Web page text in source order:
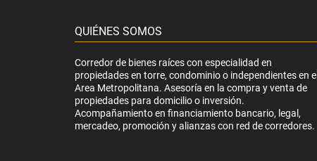
QUIÉNES SOMOS
Corredor de bienes raíces con especialidad en
propiedades en torre, condominio o independientes en el
Area Metropolitana. Asesoría en la compra y venta de
propiedades para domicilio o inversión.
Acompañamiento en financiamiento bancario, legal,
mercadeo, promoción y alianzas con red de corredores.